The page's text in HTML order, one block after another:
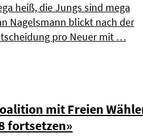
heiß, die Jungs sind mega
Nagelsmann blickt nach der
pro Neuer mit …
mit Freien
fortsetzen»